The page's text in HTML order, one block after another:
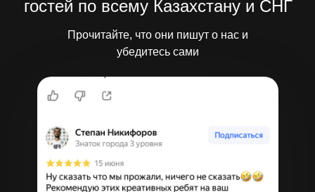
гостей по всему Казахстану и СНГ
Прочитайте, что они пишут о нас и
убедитесь сами